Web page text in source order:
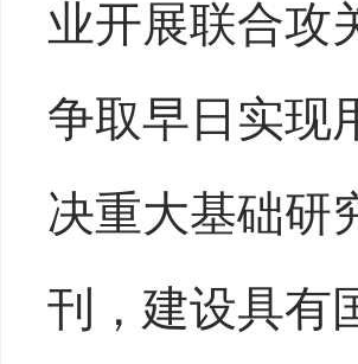
业开展联合攻
争取早日实现
决重大基础研
刊，建设具有